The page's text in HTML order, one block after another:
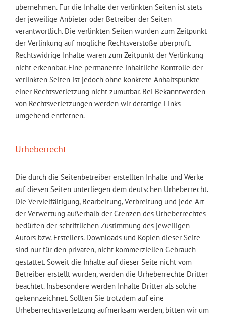
übernehmen. Für die Inhalte der verlinkten Seiten ist stets
der jeweilige Anbieter oder Betreiber der Seiten
verantwortlich. Die verlinkten Seiten wurden zum Zeitpunkt
der Verlinkung auf mögliche Rechtsverstöße überprüft.
Rechtswidrige Inhalte waren zum Zeitpunkt der Verlinkung
nicht erkennbar. Eine permanente inhaltliche Kontrolle der
verlinkten Seiten ist jedoch ohne konkrete Anhaltspunkte
einer Rechtsverletzung nicht zumutbar. Bei Bekanntwerden
von Rechtsverletzungen werden wir derartige Links
umgehend entfernen.
Urheberrecht
Die durch die Seitenbetreiber erstellten Inhalte und Werke
auf diesen Seiten unterliegen dem deutschen Urheberrecht.
Die Vervielfältigung, Bearbeitung, Verbreitung und jede Art
der Verwertung außerhalb der Grenzen des Urheberrechtes
bedürfen der schriftlichen Zustimmung des jeweiligen
Autors bzw. Erstellers. Downloads und Kopien dieser Seite
sind nur für den privaten, nicht kommerziellen Gebrauch
gestattet. Soweit die Inhalte auf dieser Seite nicht vom
Betreiber erstellt wurden, werden die Urheberrechte Dritter
beachtet. Insbesondere werden Inhalte Dritter als solche
gekennzeichnet. Sollten Sie trotzdem auf eine
Urheberrechtsverletzung aufmerksam werden, bitten wir um